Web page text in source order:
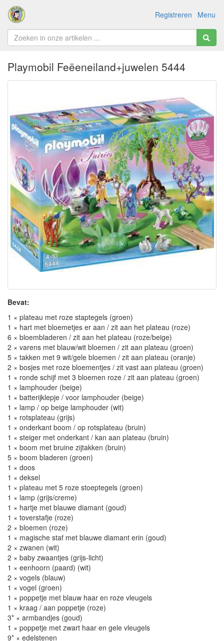
Menu
Registreren
Playmobil Feëeneiland+juwelen 5444
Bevat:
1 × plateau met roze staptegels (groen)
1 × hart met bloemetjes er aan / zit aan het plateau (roze)
6 × bloembladeren / zit aan het plateau (roze/beige)
2 × varens met blauw/wit bloemen / zit aan plateau (groen)
5 × takken met 9 wit/gele bloemen / zit aan plateau (oranje)
2 × bosjes met roze bloementjes / zit vast aan plateau (groen)
1 × ronde schijf met 3 bloemen roze / zit aan plateau (groen)
1 × lamphouder (beige)
1 × batterijklepje / voor lamphouder (beige)
1 × lamp / op beige lamphouder (wit)
1 × rotsplateau (grijs)
1 × onderkant boom / op rotsplateau (bruin)
1 × steiger met onderkant / kan aan plateau (bruin)
1 × boom met bruine zijtakken (bruin)
5 × boom bladeren (groen)
1 × doos
1 × deksel
1 × plateau met 5 roze stoeptegels (groen)
1 × lamp (grijs/creme)
1 × hartje met blauwe diamant (goud)
1 × toverstafje (roze)
2 × bloemen (roze)
1 × magische staf met blauwe diamant erin (goud)
2 × zwanen (wit)
2 × baby zwaantjes (grijs-licht)
1 × eenhoorn (paard) (wit)
2 × vogels (blauw)
1 × vogel (groen)
1 × poppetje met blauw haar en roze vleugels
1 × kraag / aan poppetje (roze)
3* × armbandjes (goud)
1 × poppetje met zwart haar en gele vleugels
9* × edelstenen